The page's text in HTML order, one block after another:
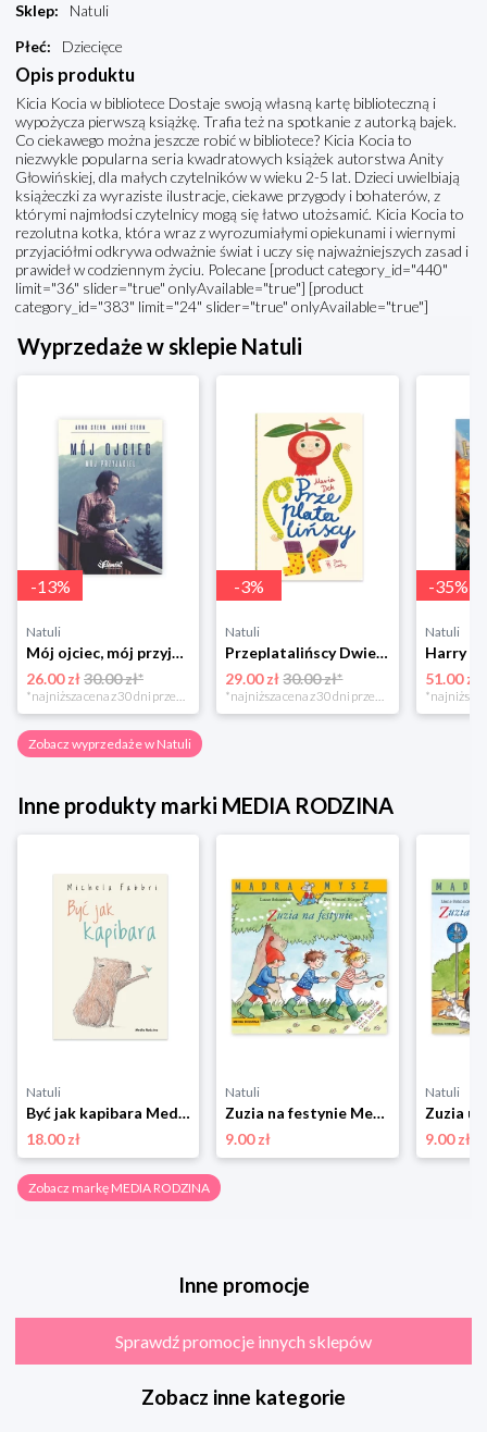
Sklep:
Natuli
Płeć: Dziecięce
Opis produktu
Kicia Kocia w bibliotece Dostaje swoją własną kartę biblioteczną i
wypożycza pierwszą książkę. Trafia też na spotkanie z autorką bajek.
Co ciekawego można jeszcze robić w bibliotece? Kicia Kocia to
niezwykle popularna seria kwadratowych książek autorstwa Anity
Głowińskiej, dla małych czytelników w wieku 2-5 lat. Dzieci uwielbiają
książeczki za wyraziste ilustracje, ciekawe przygody i bohaterów, z
którymi najmłodsi czytelnicy mogą się łatwo utożsamić. Kicia Kocia to
rezolutna kotka, która wraz z wyrozumiałymi opiekunami i wiernymi
przyjaciółmi odkrywa odważnie świat i uczy się najważniejszych zasad i
prawideł w codziennym życiu. Polecane [product category_id="440"
limit="36" slider="true" onlyAvailable="true"] [product
category_id="383" limit="24" slider="true" onlyAvailable="true"]
Wyprzedaże w sklepie Natuli
-13%
Natuli
Mój ojciec, mój przyjaciel Element
26.00 zł30.00 zł*
*najniższa cena z 30 dni przed obniżką
-3%
Natuli
Przeplatalińscy Dwie siostry
29.00 zł 30.00 zł*
*najniższa cena z 30 dni przed obniżką
-35%
Natuli
51.00 zł
Zobacz wyprzedaże w Natuli
Inne produkty marki MEDIA RODZINA
Natuli
Być jak kapibara Media rodzina
18.00 zł
Natuli
Zuzia na festynie Media rodzina
9.00 zł
Natuli
9.00 zł
Zobacz markę MEDIA RODZINA
Inne promocje
Sprawdź promocje innych sklepów
Zobacz inne kategorie